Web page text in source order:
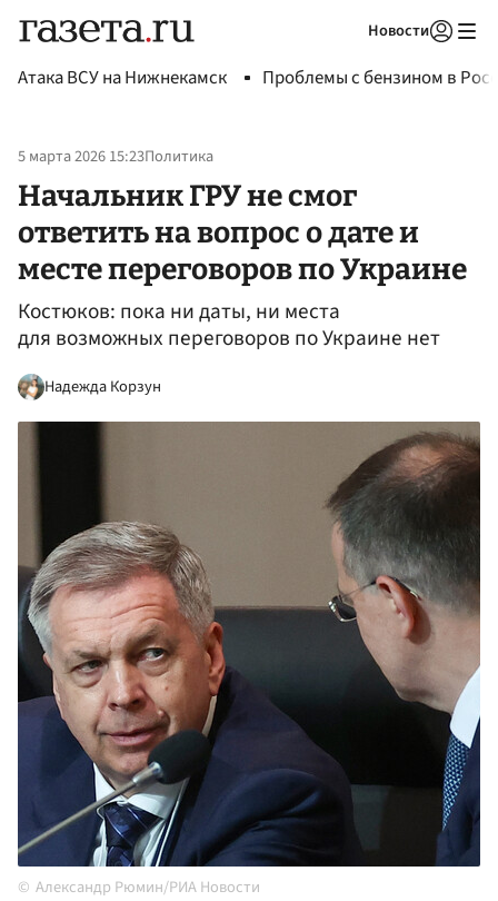
Новости
Атака ВСУ на Нижнекамск Проблемы с бензином в
5 марта 2026 15:23Политика
Начальник ГРУ не смог
ответить на вопрос о дате и
месте переговоров по Украине
Костюков: пока ни даты, ни места
для возможных переговоров по Украине нет
Надежда Корзун
Александр Рюмин/РИА Новости